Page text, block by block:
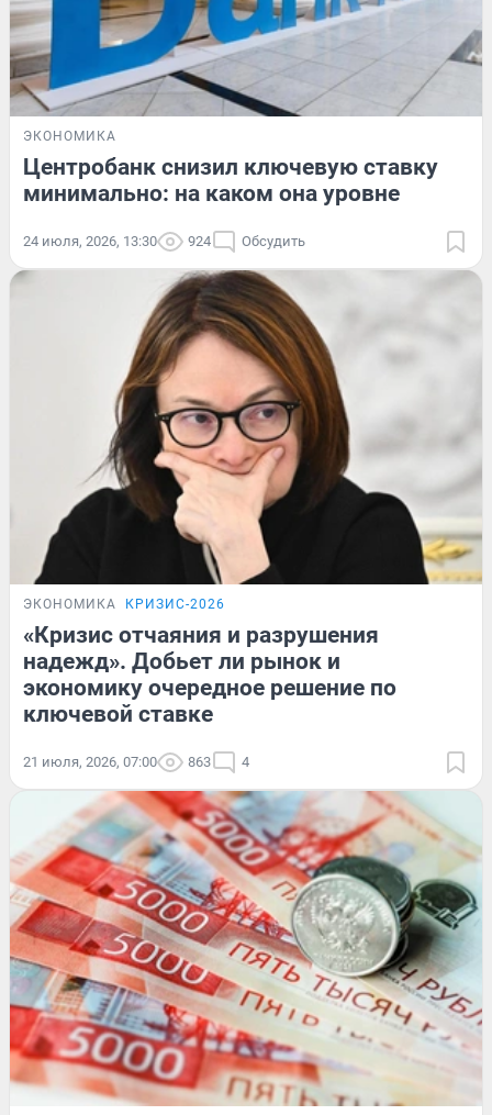
ЭКОНОМИКА
Центробанк снизил ключевую ставку
минимально: на каком она уровне
24 июля, 2026, 13:30 924 Обсудить
ЭКОНОМИКА КРИЗИС-2026
«Кризис отчаяния и разрушения
надежд». Добьет ли рынок и
экономику очередное решение по
ключевой ставке
21 июля, 2026, 07:00 863 4